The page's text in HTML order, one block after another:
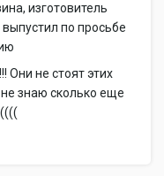
изготовитель
по просьбе
Они не стоят этих
не знаю сколько еще